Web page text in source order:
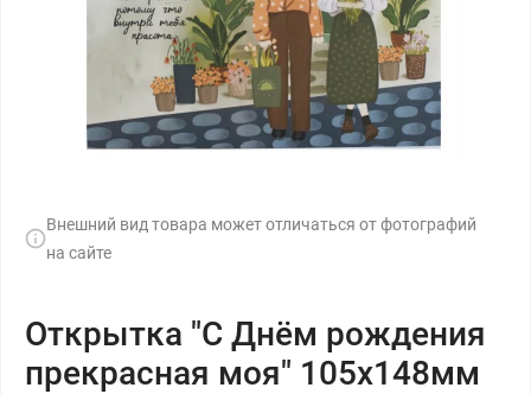
Внешний вид товара может отличаться от фотографий
на сайте
Открытка "С Днём рождения
прекрасная моя" 105х148мм